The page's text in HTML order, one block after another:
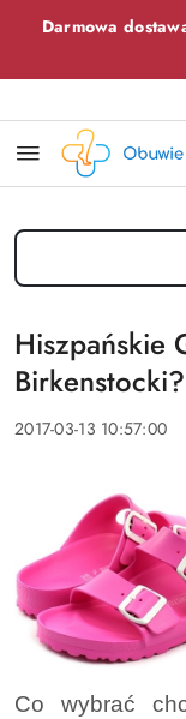
Przejdź do
Przejdź do
Przejdź do
Przejdź do
Przejdź do
Darmowa
Hiszpańskie
Birkenstocki?
2017-03-13 10:57:00
Co wybrać